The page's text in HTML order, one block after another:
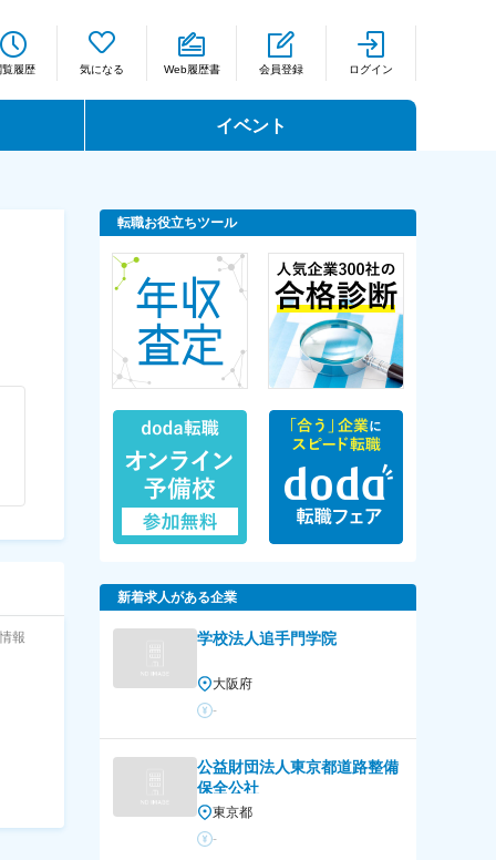
覧履歴 気になる Web履歴書 会員登録 ログイン
イベント
報
転職お役立ちツール
新着求人がある企業
学校法人追手門学院
大阪府
-
公益財団法人東京都道路整備
保全公社
東京都
-